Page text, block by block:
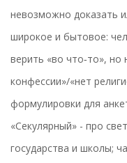
невозможно доказать
широкое и бытовое:
верить «во что‑то», но
конфессии»/«нет
формулировки для
«Секулярный» - про
государства и школы;